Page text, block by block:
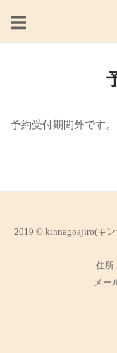
予約受付期間外です。
2019 © kinnagoajiro(キ
住所
メー